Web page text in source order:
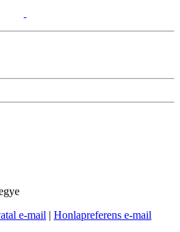
e-mail | Honlapreferens e-mail